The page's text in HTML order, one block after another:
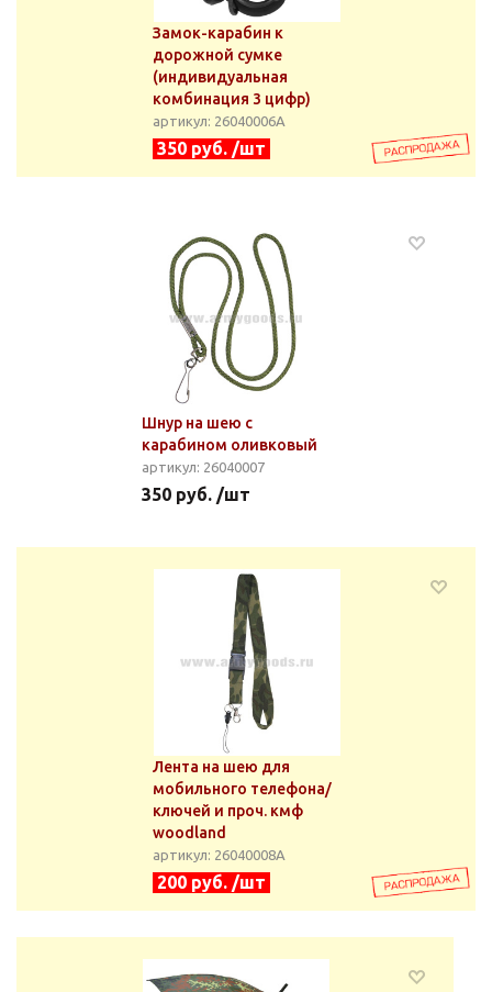
Замок-карабин к
дорожной сумке
(индивидуальная
комбинация 3 цифр)
артикул: 26040006А
350 руб. /шт
Шнур на шею с
карабином оливковый
артикул: 26040007
350 руб. /шт
Лента на шею для
мобильного телефона/
ключей и проч. кмф
woodland
артикул: 26040008А
200 руб. /шт